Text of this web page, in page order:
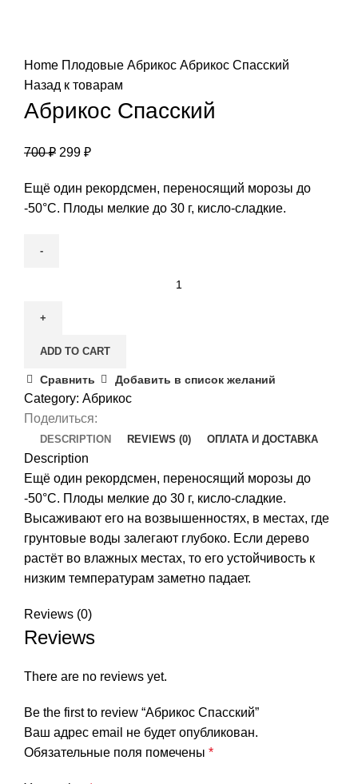
Home Плодовые Абрикос Абрикос Спасский
Назад к товарам
Абрикос Спасский
700₽ 299 ₽
Ещё один рекордсмен, переносящий морозы до
-50°C. Плоды мелкие до 30 г, кисло-сладкие.
quantity
ADD TO CART
Сравнить Добавить в список желаний
Category: Абрикос
Поделиться:
DESCRIPTION REVIEWS (0) ОПЛАТА И ДОСТАВКА
Description
Ещё один рекордсмен, переносящий морозы до
-50°C. Плоды мелкие до 30 г, кисло-сладкие.
Высаживают его на возвышенностях, в местах, где
грунтовые воды залегают глубоко. Если дерево
растёт во влажных местах, то его устойчивость к
низким температурам заметно падает.
Reviews (0)
Reviews
There are no reviews yet.
Be the first to review “Абрикос Спасский”
Ваш адрес email не будет опубликован.
Обязательные поля помечены *